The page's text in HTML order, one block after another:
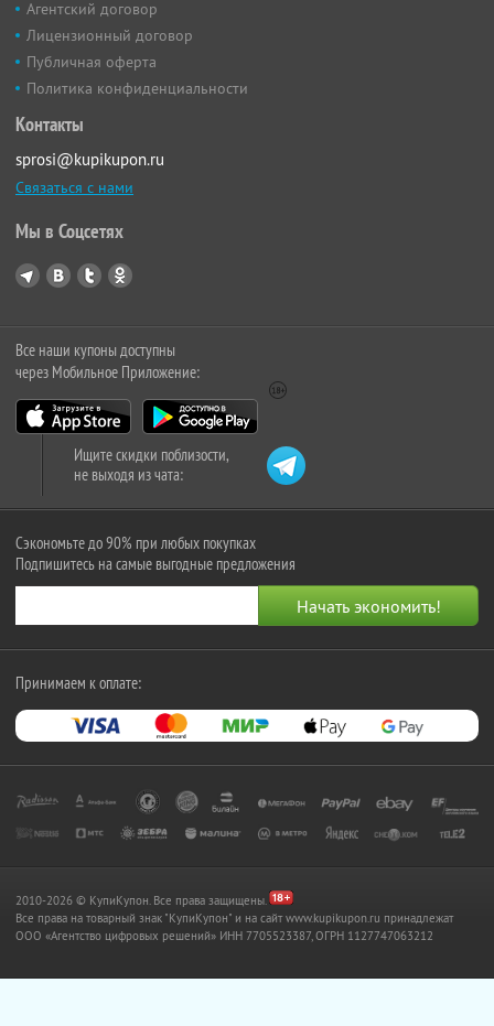
Агентский договор
Лицензионный договор
Публичная оферта
Политика конфиденциальности
Контакты
sprosi@kupikupon.ru
Связаться с нами
Мы в Соцсетях
Все наши купоны доступны
через Мобильное Приложение:
Ищите скидки поблизости,
не выходя из чата:
Сэкономьте до 90% при любых покупках
Подпишитесь на самые выгодные предложения
Принимаем к оплате:
2010-2026 © КупиКупон. Все права защищены.
Все права на товарный знак "КупиКупон" и на сайт www.kupikupon.ru принадлежат
OOO «Агентство цифровых решений» ИНН 7705523387, ОГРН 1127747063212